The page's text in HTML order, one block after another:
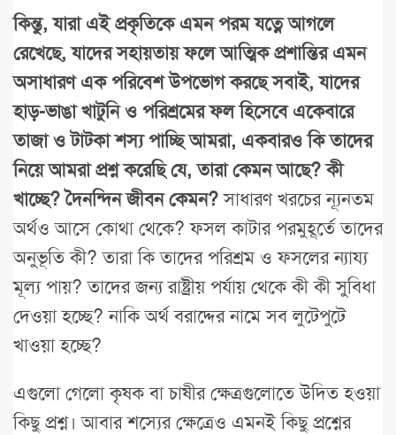
কিন্তু, যারা এই প্রকৃতিকে এমন পরম যত্নে আগলে
রেখেছে, যাদের সহায়তায় ফলে আত্মিক প্রশান্তির এমন
অসাধারণ এক পরিবেশ উপভোগ করছে সবাই, যাদের
হাড়-ভাঙা খাটুনি ও পরিশ্রমের ফল হিসেবে একেবারে
তাজা ও টাটকা শস্য পাচ্ছি আমরা, একবারও কি তাদের
নিয়ে আমরা প্রশ্ন করেছি যে, তারা কেমন আছে? কী
খাচ্ছে? দৈনন্দিন জীবন কেমন?সাধারণ খরচের ন্যূনতম
অর্থও আসে কোথা থেকে? ফসল কাটার পরমুহূর্তে তাদের
অনুভূতি কী? তারা কি তাদের পরিশ্রম ও ফসলের ন্যায্য
মূল্য পায়? তাদের জন্য রাষ্ট্রীয় পর্যায় থেকে কী কী সুবিধা
দেওয়া হচ্ছে? নাকি অর্থ বরাদ্দের নামে সব লুটেপুটে
খাওয়া হচ্ছে?
এগুলো গেলো কৃষক বা চাষীর ক্ষেত্রগুলোতে উদিত হওয়া
কিছু প্রশ্ন। আবার শস্যের ক্ষেত্রেও এমনই কিছু প্রশ্নের